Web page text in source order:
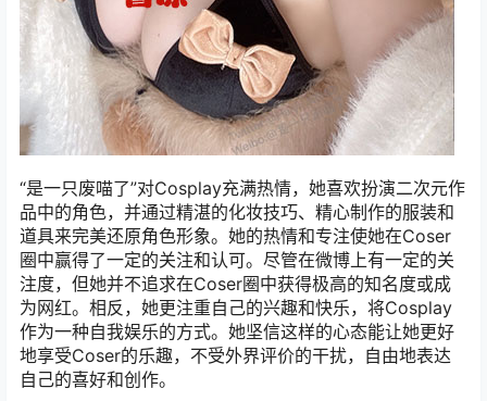
“是一只废喵了”对Cosplay充满热情，她喜欢扮演二次元作
品中的角色，并通过精湛的化妆技巧、精心制作的服装和
道具来完美还原角色形象。她的热情和专注使她在Coser
圈中赢得了一定的关注和认可。尽管在微博上有一定的关
注度，但她并不追求在Coser圈中获得极高的知名度或成
为网红。相反，她更注重自己的兴趣和快乐，将Cosplay
作为一种自我娱乐的方式。她坚信这样的心态能让她更好
地享受Coser的乐趣，不受外界评价的干扰，自由地表达
自己的喜好和创作。